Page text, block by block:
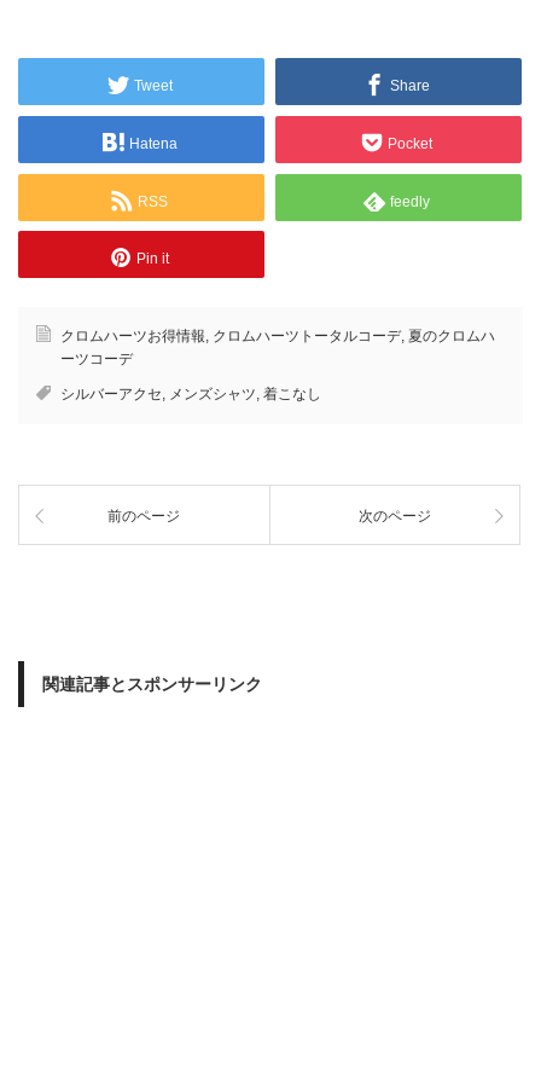
Tweet Share
Hatena Pocket
RSS feedly
Pin it
クロムハーツお得情報, クロムハーツトータルコーデ, 夏のクロムハ
ーツコーデ
シルバーアクセ, メンズシャツ, 着こなし
前のページ 次のページ
関連記事とスポンサーリンク